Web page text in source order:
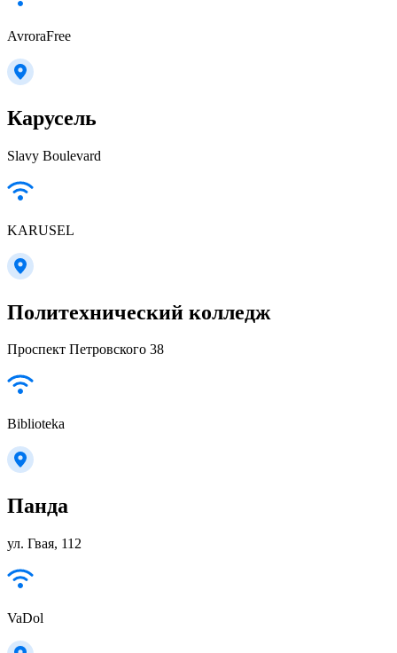
AvroraFree
Карусель
Slavy Boulevard
KARUSEL
Политехнический колледж
Проспект Петровского 38
Biblioteka
Панда
ул. Гвая, 112
VaDol